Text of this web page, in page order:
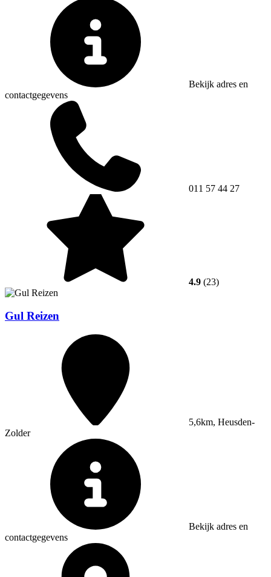
Bekijk adres en
contactgegevens
011 57 44 27
4.9 (23)
Gul Reizen
5,6km, Heusden-
Zolder
Bekijk adres en
contactgegevens